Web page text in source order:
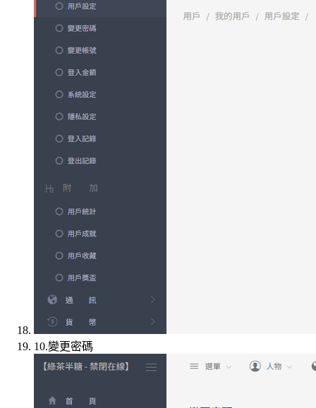
10.變更密碼